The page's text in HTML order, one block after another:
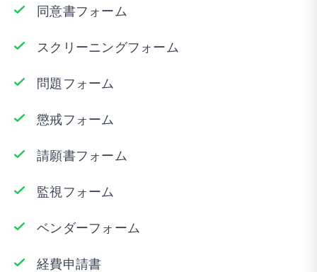
同意書フォーム
スクリーニングフォーム
問題フォーム
懲戒フォーム
請願書フォーム
監視フォーム
ベンダーフォーム
経費申請書